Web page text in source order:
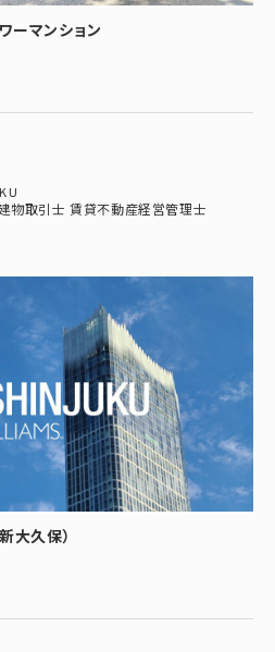
ーマンション
物取引士 賃貸不動産経営管理士
大久保）